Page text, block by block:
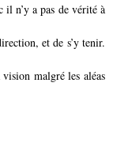
n’y a pas de vérité à
et de s’y tenir.
malgré les aléas